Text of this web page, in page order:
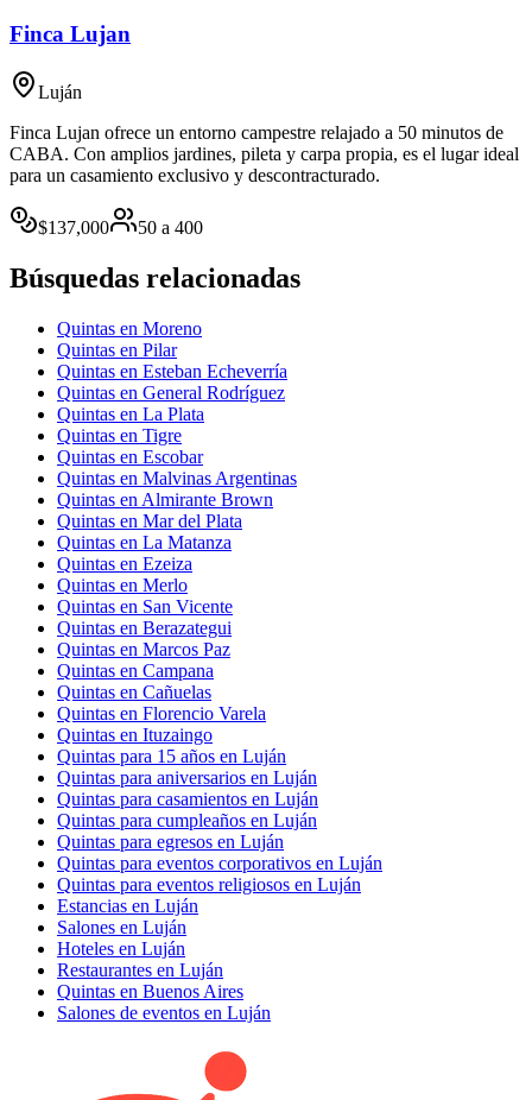
Finca Lujan
Luján
Finca Lujan ofrece un entorno campestre relajado a 50 minutos de
CABA. Con amplios jardines, pileta y carpa propia, es el lugar ideal
para un casamiento exclusivo y descontracturado.
$137,000 50 a 400
Búsquedas relacionadas
Quintas en Moreno
Quintas en Pilar
Quintas en Esteban Echeverría
Quintas en General Rodríguez
Quintas en La Plata
Quintas en Tigre
Quintas en Escobar
Quintas en Malvinas Argentinas
Quintas en Almirante Brown
Quintas en Mar del Plata
Quintas en La Matanza
Quintas en Ezeiza
Quintas en Merlo
Quintas en San Vicente
Quintas en Berazategui
Quintas en Marcos Paz
Quintas en Campana
Quintas en Cañuelas
Quintas en Florencio Varela
Quintas en Ituzaingo
Quintas para 15 años en Luján
Quintas para aniversarios en Luján
Quintas para casamientos en Luján
Quintas para cumpleaños en Luján
Quintas para egresos en Luján
Quintas para eventos corporativos en Luján
Quintas para eventos religiosos en Luján
Estancias en Luján
Salones en Luján
Hoteles en Luján
Restaurantes en Luján
Quintas en Buenos Aires
Salones de eventos en Luján